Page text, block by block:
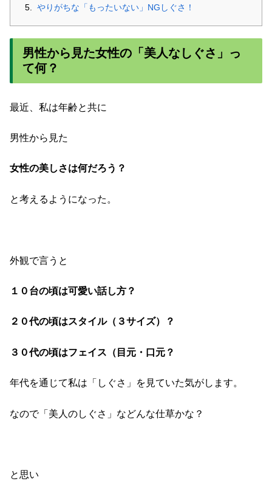
やりがちな「もったいない」NGしぐさ！
男性から見た女性の「美人なしぐさ」っ
て何？
最近、私は年齢と共に
男性から見た
女性の美しさは何だろう？
と考えるようになった。
外観で言うと
１０台の頃は可愛い話し方？
２０代の頃はスタイル（３サイズ）？
３０代の頃はフェイス（目元・口元？
年代を通じて私は「しぐさ」を見ていた気がします。
なので「美人のしぐさ」などんな仕草かな？
と思い